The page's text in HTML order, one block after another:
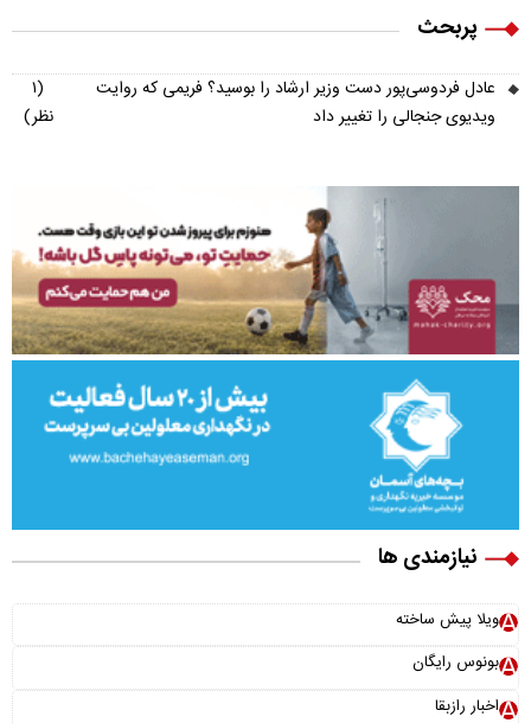
پربحث
عادل فردوسی‌پور دست وزیر ارشاد را بوسید؟ فریمی که روایت
ویدیوی جنجالی را تغییر داد
(۱
نظر)
نیازمندی ها
ویلا پیش ساخته
بونوس رایگان
اخبار رازبقا